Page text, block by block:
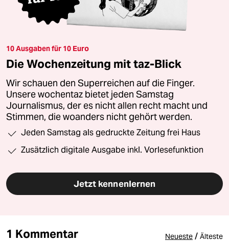
10 Ausgaben für 10 Euro
Die Wochenzeitung mit taz-Blick
Wir schauen den Superreichen auf die Finger.
Unsere wochentaz bietet jeden Samstag
Journalismus, der es nicht allen recht macht und
Stimmen, die woanders nicht gehört werden.
Jeden Samstag als gedruckte Zeitung frei Haus
Zusätzlich digitale Ausgabe inkl. Vorlesefunktion
Jetzt kennenlernen
1 Kommentar Neueste / Älteste